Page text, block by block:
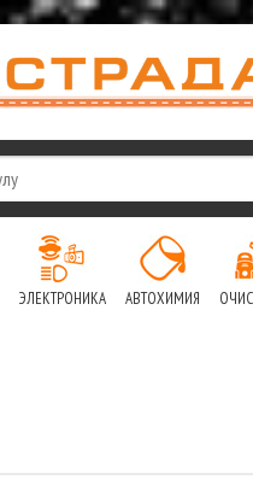
ЭЛЕКТРОНИКА АВТОХИМИЯ